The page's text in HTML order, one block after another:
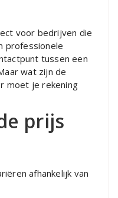
voor bedrijven die
professionele
tussen een
wat zijn de
moet je rekening
prijs
afhankelijk van